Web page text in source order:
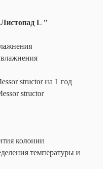
L "
structor на 1 год
structor
колонии
температуры и